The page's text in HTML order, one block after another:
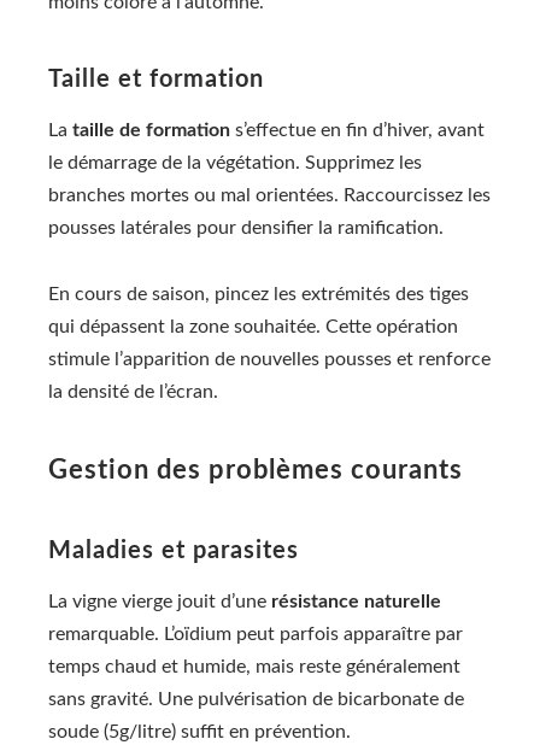
Taille et formation
La taille de formation s’effectue en fin d’hiver, avant
le démarrage de la végétation. Supprimez les
branches mortes ou mal orientées. Raccourcissez les
pousses latérales pour densifier la ramification.
En cours de saison, pincez les extrémités des tiges
qui dépassent la zone souhaitée. Cette opération
stimule l’apparition de nouvelles pousses et renforce
la densité de l’écran.
Gestion des problèmes courants
Maladies et parasites
La vigne vierge jouit d’une résistance naturelle
remarquable. L’oïdium peut parfois apparaître par
temps chaud et humide, mais reste généralement
sans gravité. Une pulvérisation de bicarbonate de
soude (5g/litre) suffit en prévention.